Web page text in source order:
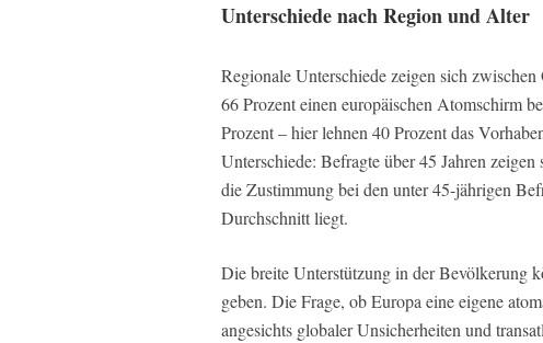
Unterschiede nach Region und Alter
Regionale Unterschiede zeigen sich
66 Prozent einen europäischen Atomschirm
Prozent – hier lehnen 40 Prozent das
Unterschiede: Befragte über 45 Jahren
die Zustimmung bei den unter 45-jährigen
Durchschnitt liegt.
Die breite Unterstützung in der Bevölkerung
geben. Die Frage, ob Europa eine eigene
angesichts globaler Unsicherheiten und